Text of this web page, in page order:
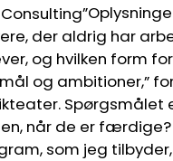
der aldrig har
og hvilken form
og ambitioner,”
når de er
som jeg